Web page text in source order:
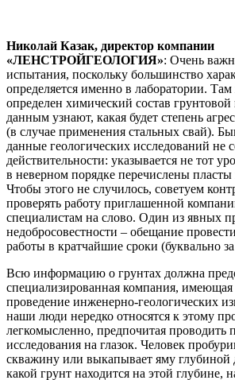
Николай Казак, директор компании
«ЛЕНСТРОЙГЕОЛОГИЯ»: Очень
испытания, поскольку большинство
определяется именно в лаборатории.
определен химический состав
данным узнают, какая будет степень
(в случае применения стальных свай).
данные геологических исследований не
действительности: указывается не тот
в неверном порядке перечислены пласты
Чтобы этого не случилось, советуем
проверять работу приглашенной
специалистам на слово. Один из явных
недобросовестности – обещание
работы в кратчайшие сроки (буквально
Всю информацию о грунтах должна
специализированная компания,
проведение инженерно-геологических
наши люди нередко относятся к этому
легкомысленно, предпочитая проводить
исследования на глазок. Человек
скважину или выкапывает яму глубиной
какой грунт находится на этой глубине,